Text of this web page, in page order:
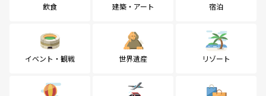
飲食 建築・アート 宿泊
イベント・観戦 世界遺産 リゾート